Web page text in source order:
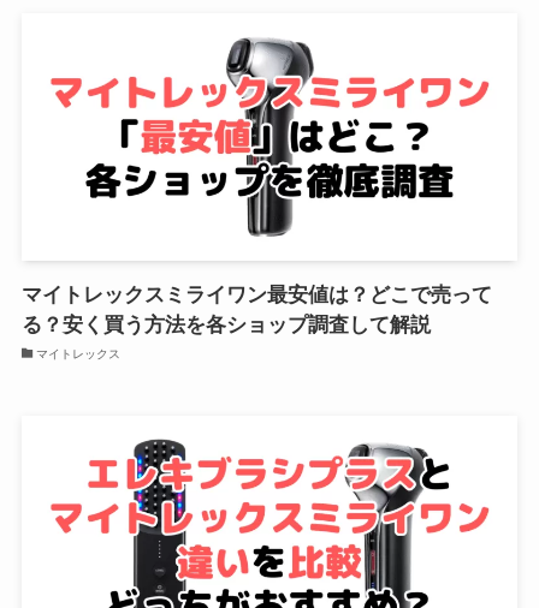
マイトレックスミライワン最安値は？どこで売って
る？安く買う方法を各ショップ調査して解説
マイトレックス